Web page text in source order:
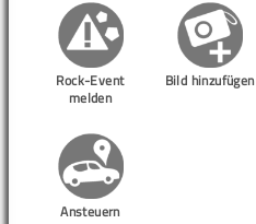
Rock-Event
melden
Bild hinzufügen
Ansteuern